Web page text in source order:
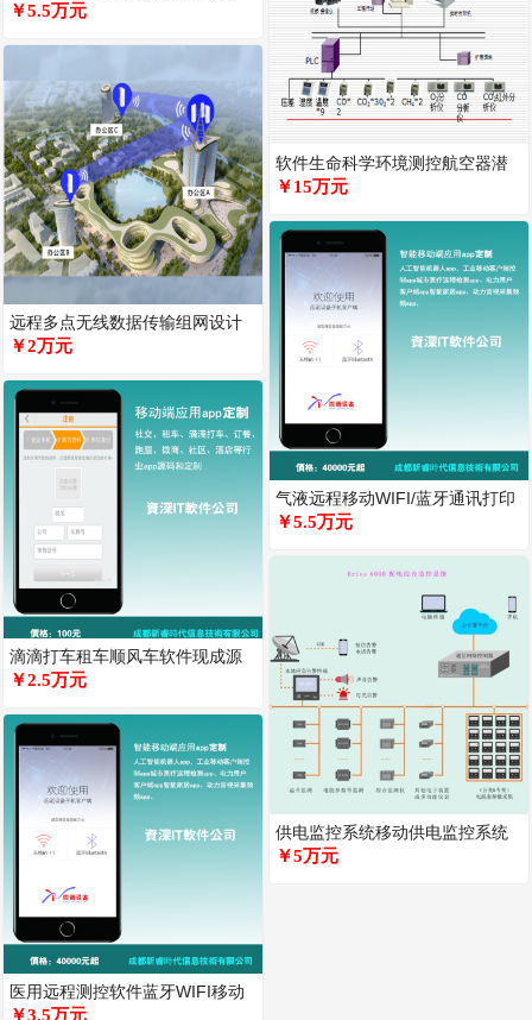
+独家指派护工+根据定制服务收
￥5.5万元
远程多点无线数据传输组网设计
方案软硬件集成远程网络监视频
￥2万元
滴滴打车租车顺风车软件现成源
码五端数据库全套可定制打车软
￥2.5万元
医用远程测控软件蓝牙WIFI移动
高精度医用载体温度集群测控软
￥3.5万元
软件生命科学环境测控航空器潜
水器密闭空间生命延续条件测控
￥15万元
气液远程移动WIFI/蓝牙通讯打印
测控软件定制开发有成熟产品
￥5.5万元
供电监控系统移动供电监控系统
远程供电终端测控系统智能电力
￥5万元